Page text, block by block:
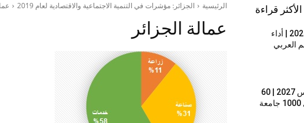
الرئيسية الجزائر: مؤشرات في التنمية الاجتماعية والاقتصادية لعام 2019
عمالة الجزائر
الأكثر قراءة
إجمالي الناتج المحلي 2025 | أداء
العربي
تصنيف الجامعات كيو إس 2027 | 60
جامعة عربية بين أفضل 1000 جامعة